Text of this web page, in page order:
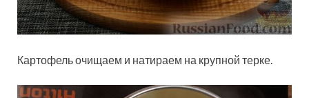
Картофель очищаем и натираем на крупной терке.